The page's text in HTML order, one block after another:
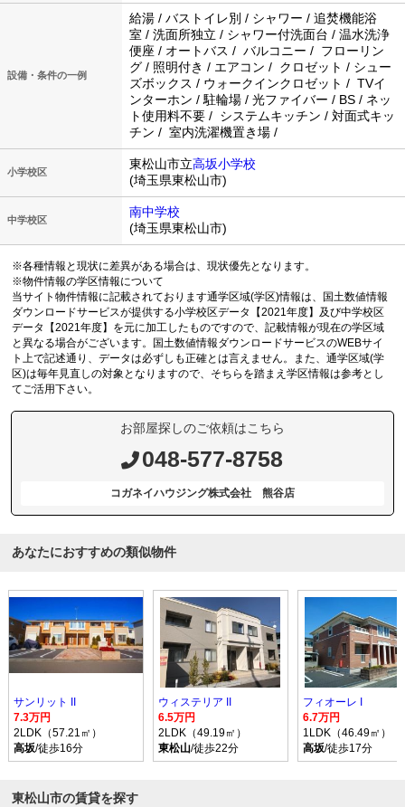
設備・条件の一例
給湯 / バストイレ別 / シャワー / 追焚機能浴
室 / 洗面所独立 / シャワー付洗面台 / 温水洗浄
便座 / オートバス / バルコニー / フローリン
グ / 照明付き / エアコン / クロゼット / シュー
ズボックス / ウォークインクロゼット / TVイ
ンターホン / 駐輪場 / 光ファイバー / BS / ネッ
ト使用料不要 / システムキッチン / 対面式キッ
チン / 室内洗濯機置き場 /
小学校区
東松山市立高坂小学校
(埼玉県東松山市)
中学校区
南中学校
(埼玉県東松山市)
※各種情報と現状に差異がある場合は、現状優先となります。
※物件情報の学区情報について
当サイト物件情報に記載されております通学区域(学区)情報は、国土数値情報
ダウンロードサービスが提供する小学校区データ【2021年度】及び中学校区
データ【2021年度】を元に加工したものですので、記載情報が現在の学区域
と異なる場合がございます。国土数値情報ダウンロードサービスのWEBサイ
ト上で記述通り、データは必ずしも正確とは言えません。また、通学区域(学
区)は毎年見直しの対象となりますので、そちらを踏まえ学区情報は参考とし
てご活用下さい。
お部屋探しのご依頼はこちら
048-577-8758
コガネイハウジング株式会社 熊谷店
あなたにおすすめの類似物件
サンリット II
7.3万円
2LDK（57.21㎡）
高坂/徒歩16分
ウィステリア II
6.5万円
2LDK（49.19㎡）
東松山/徒歩22分
フィオーレ I
6.7万円
1LDK（46.49㎡）
高坂/徒歩17分
東松山市の賃貸を探す